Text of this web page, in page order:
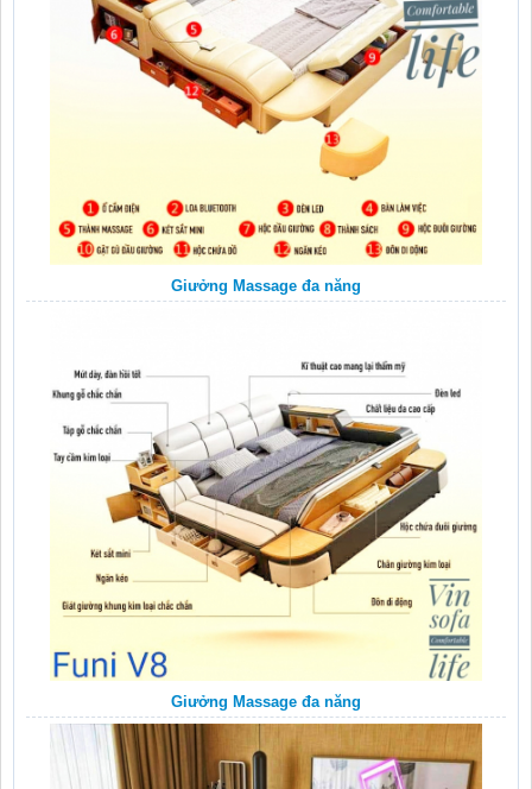
Giưởng Massage đa năng
Giưởng Massage đa năng